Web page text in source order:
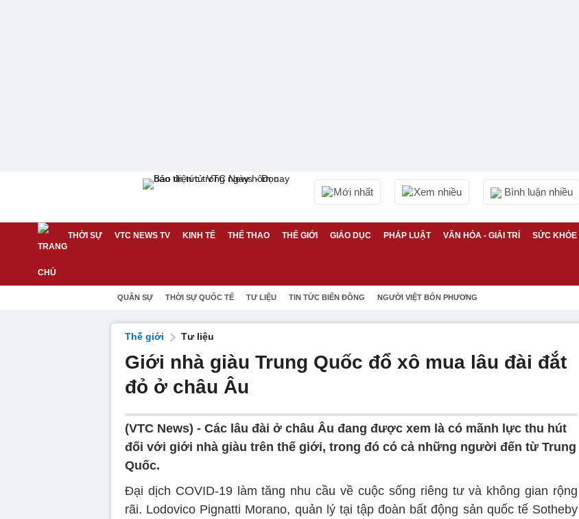
Mới nhất Xem nhiều Bình luận nhiều
THỜI SỰ VTC NEWS TV KINH TẾ THỂ THAO THẾ GIỚI GIÁO DỤC PHÁP LUẬT VĂN HÓA - GIẢI TRÍ SỨC KHỎE
QUÂN SỰ THỜI SỰ QUỐC TẾ TƯ LIỆU TIN TỨC BIỂN ĐÔNG NGƯỜI VIỆT BỐN PHƯƠNG
Thế giới Tư liệu
Giới nhà giàu Trung Quốc đổ xô mua lâu đài đắt
đỏ ở châu Âu
(VTC News) - Các lâu đài ở châu Âu đang được xem là có mãnh lực thu hút
đối với giới nhà giàu trên thế giới, trong đó có cả những người đến từ Trung
Quốc.
Đại dịch COVID-19 làm tăng nhu cầu về cuộc sống riêng tư và không gian rộng
rãi. Lodovico Pignatti Morano, quản lý tại tập đoàn bất động sản quốc tế Sotheby